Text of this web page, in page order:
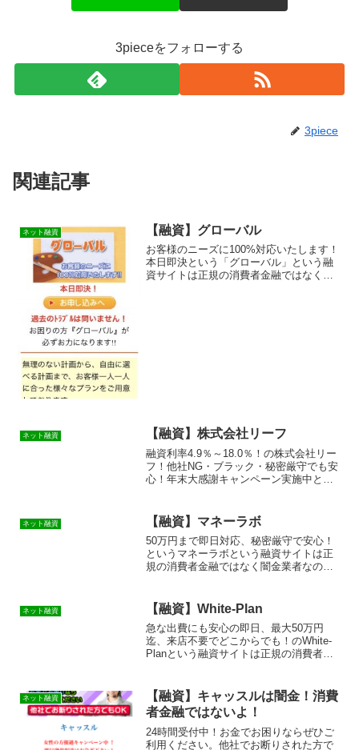
3pieceをフォローする
3piece
関連記事
ネット融資 【融資】グローバル
お客様のニーズに100%対応いたします！
本日即決という「グローバル」という融
資サイトは正規の消費者金融ではなく闇
ネット融資 【融資】株式会社リーフ
融資利率4.9％～18.0％！の株式会社リー
フ！他社NG・ブラック・秘密厳守でも安
心！年末大感謝キャンペーン実施中とい
してください！ランダムなURLを与えら
れたスマホ専...
ネット融資 【融資】マネーラボ
50万円まで即日対応、秘密厳守で安心！
というマネーラボという融資サイトは正
規の消費者金融ではなく闇金業者なので
闇金サイトなので時間が経てば再度同じ
ページを表示すること...
ネット融資 【融資】White-Plan
急な出費にも安心の即日、最大50万円
迄、来店不要でどこからでも！のWhite-
Planという融資サイトは正規の消費者金
を与えられたスマホ専用の闇金サイトな
ので時間が経...
ネット融資
【融資】キャッスルは闇金！消費
者金融ではないよ！
24時間受付中！お金でお困りならぜひご
利用ください。他社でお断りされた方で